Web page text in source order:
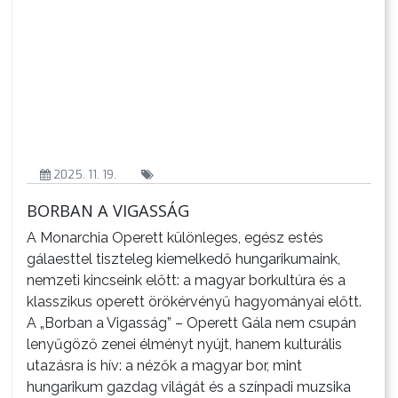
KÉPVISELŐ-
TESTÜLET
VÁROSRENDÉSZET
TÁJÉKOZTATÓK
ÁTLÁTHATÓSÁG
2025. 11. 19.
BORBAN A VIGASSÁG
A Monarchia Operett különleges, egész estés
gálaesttel tiszteleg kiemelkedő hungarikumaink,
nemzeti kincseink előtt: a magyar borkultúra és a
klasszikus operett örökérvényű hagyományai előtt.
A „Borban a Vigasság” – Operett Gála nem csupán
lenyűgöző zenei élményt nyújt, hanem kulturális
utazásra is hív: a nézők a magyar bor, mint
hungarikum gazdag világát és a színpadi muzsika